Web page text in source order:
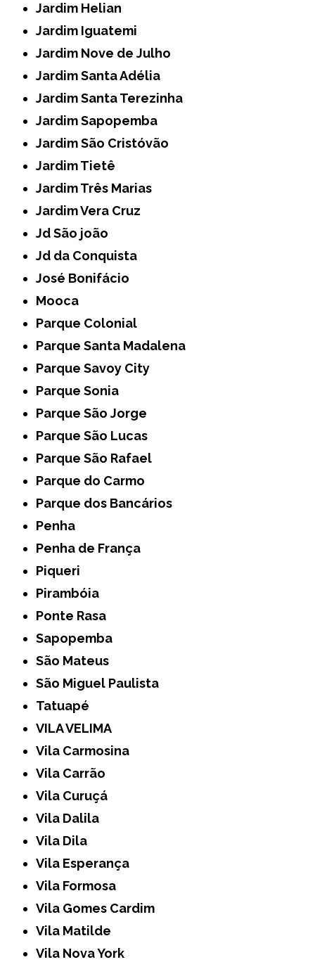
Jardim Helian
Jardim Iguatemi
Jardim Nove de Julho
Jardim Santa Adélia
Jardim Santa Terezinha
Jardim Sapopemba
Jardim São Cristóvão
Jardim Tietê
Jardim Três Marias
Jardim Vera Cruz
Jd São joão
Jd da Conquista
José Bonifácio
Mooca
Parque Colonial
Parque Santa Madalena
Parque Savoy City
Parque Sonia
Parque São Jorge
Parque São Lucas
Parque São Rafael
Parque do Carmo
Parque dos Bancários
Penha
Penha de França
Piqueri
Pirambóia
Ponte Rasa
Sapopemba
São Mateus
São Miguel Paulista
Tatuapé
VILA VELIMA
Vila Carmosina
Vila Carrão
Vila Curuçá
Vila Dalila
Vila Dila
Vila Esperança
Vila Formosa
Vila Gomes Cardim
Vila Matilde
Vila Nova York